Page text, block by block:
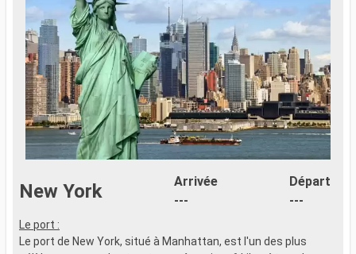
New York
Arrivée
---
Départ
---
Le port :
Le port de New York, situé à Manhattan, est l'un des plus